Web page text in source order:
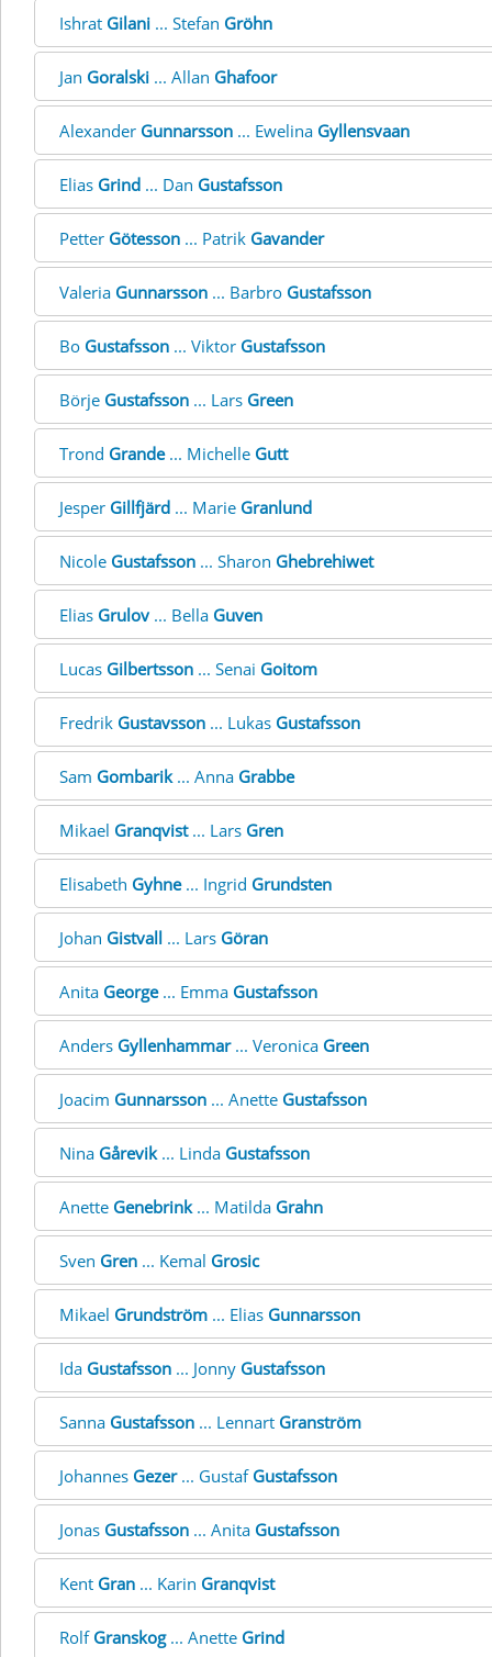
Ishrat Gilani ... Stefan Gröhn
Jan Goralski ... Allan Ghafoor
Alexander Gunnarsson ... Ewelina Gyllensvaan
Elias Grind ... Dan Gustafsson
Petter Götesson ... Patrik Gavander
Valeria Gunnarsson ... Barbro Gustafsson
Bo Gustafsson ... Viktor Gustafsson
Börje Gustafsson ... Lars Green
Trond Grande... Michelle Gutt
Jesper Gillfjärd ... Marie Granlund
Nicole Gustafsson ... Sharon Ghebrehiwet
Elias Grulov... Bella Guven
Lucas Gilbertsson ... Senai Goitom
Fredrik Gustavsson ... Lukas Gustafsson
Sam Gombarik... Anna Grabbe
Mikael Granqvist... Lars Gren
Elisabeth Gyhne... Ingrid Grundsten
Johan Gistvall ... Lars Göran
Anita George... Emma Gustafsson
Anders Gyllenhammar... Veronica Green
Joacim Gunnarsson ... Anette Gustafsson
Nina Gårevik... Linda Gustafsson
Anette Genebrink... Matilda Grahn
Sven Gren ... Kemal Grosic
Mikael Grundström ... Elias Gunnarsson
Ida Gustafsson ... Jonny Gustafsson
Sanna Gustafsson ... Lennart Granström
Johannes Gezer... Gustaf Gustafsson
Jonas Gustafsson ... Anita Gustafsson
Kent Gran ... Karin Granqvist
Rolf Granskog... Anette Grind